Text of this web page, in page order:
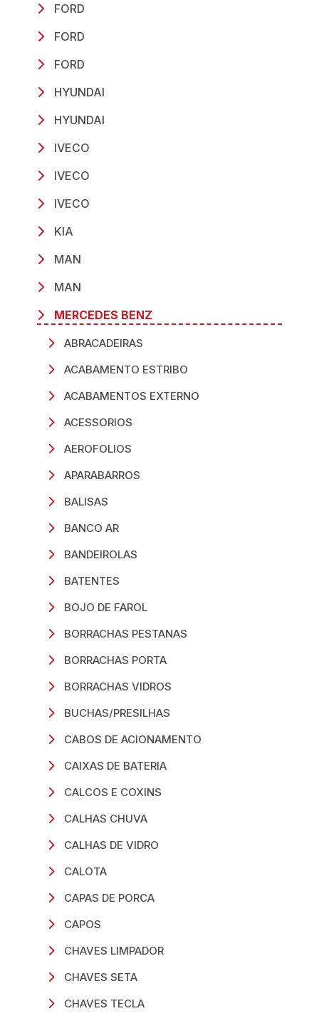
FORD
FORD
FORD
HYUNDAI
HYUNDAI
IVECO
IVECO
IVECO
KIA
MAN
MAN
MERCEDES BENZ
ABRACADEIRAS
ACABAMENTO ESTRIBO
ACABAMENTOS EXTERNO
ACESSORIOS
AEROFOLIOS
APARABARROS
BALISAS
BANCO AR
BANDEIROLAS
BATENTES
BOJO DE FAROL
BORRACHAS PESTANAS
BORRACHAS PORTA
BORRACHAS VIDROS
BUCHAS/PRESILHAS
CABOS DE ACIONAMENTO
CAIXAS DE BATERIA
CALCOS E COXINS
CALHAS CHUVA
CALHAS DE VIDRO
CALOTA
CAPAS DE PORCA
CAPOS
CHAVES LIMPADOR
CHAVES SETA
CHAVES TECLA